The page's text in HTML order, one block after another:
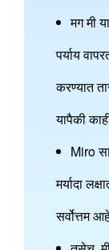
मग मी
पर्याय
करण्यात
यापैकी
Miro
मर्यादा
सर्वोत्तम